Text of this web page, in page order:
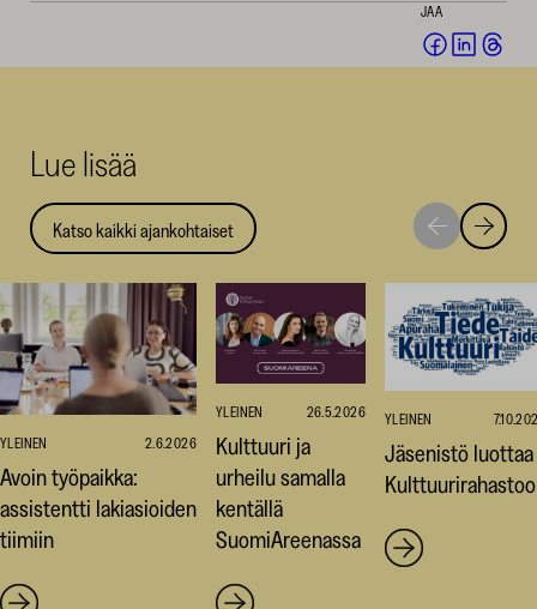
JAA
Jaa Jaa
Lue lisää
Katso kaikki ajankohtaiset
Siirry
seuraavaan
Siirry
YLEINEN 2.6.2026
Avoin työpaikka:
assistentti lakiasioiden
tiimiin
YLEINEN 26.5.2026
Kulttuuri ja
urheilu samalla
kentällä
SuomiAreenassa
YLEINEN
Jäsenistö luottaa